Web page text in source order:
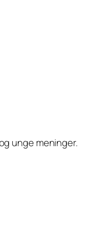
unge meninger.